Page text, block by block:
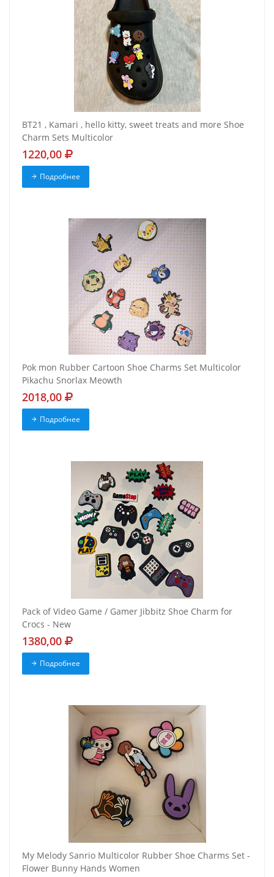
BT21 , Kamari , hello kitty, sweet treats and more Shoe
Charm Sets Multicolor
1220,00
Подробнее
Pok mon Rubber Cartoon Shoe Charms Set Multicolor
Pikachu Snorlax Meowth
2018,00
Подробнее
Pack of Video Game / Gamer Jibbitz Shoe Charm for
Crocs - New
1380,00
Подробнее
My Melody Sanrio Multicolor Rubber Shoe Charms Set -
Flower Bunny Hands Women